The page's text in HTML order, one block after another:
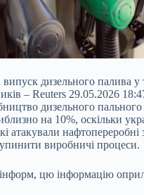
випуск дизельного палива у
– Reuters 29.05.2026
дизельного пального
на 10%, оскільки
атакували нафтопереробні
виробничі процеси.
цю інформацію